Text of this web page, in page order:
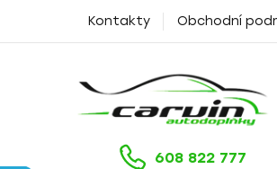
Kontakty Obchodní
608 822 777